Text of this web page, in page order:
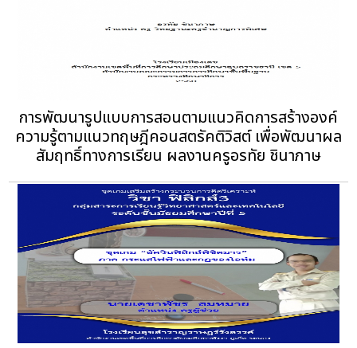
การพัฒนารูปแบบการสอนตามแนวคิดการสร้างองค์
ความรู้ตามแนวทฤษฎีคอนสตรัคติวิสต์ เพื่อพัฒนาผล
สัมฤทธิ์ทางการเรียน ผลงานครูอรทัย ชินาภาษ